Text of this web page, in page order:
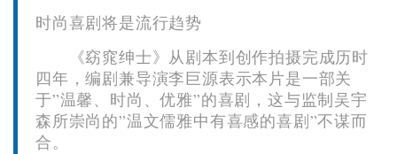
时尚喜剧将是流行趋势
《窈窕绅士》从剧本到创作拍摄完成历时
四年，编剧兼导演李巨源表示本片是一部关
于”温馨、时尚、优雅”的喜剧，这与监制吴宇
森所崇尚的”温文儒雅中有喜感的喜剧”不谋而
合。